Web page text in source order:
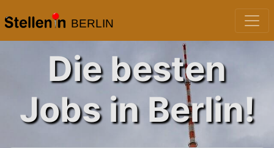
BERLIN
Die besten
Jobs in Berlin!